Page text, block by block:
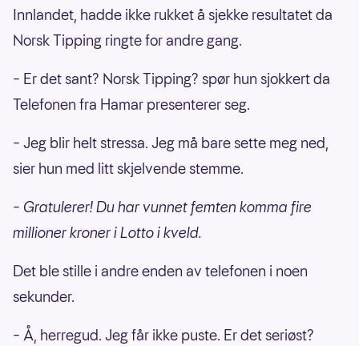
Innlandet, hadde ikke rukket å sjekke resultatet da
Norsk Tipping ringte for andre gang.
– Er det sant? Norsk Tipping? spør hun sjokkert da
Telefonen fra Hamar presenterer seg.
– Jeg blir helt stressa. Jeg må bare sette meg ned,
sier hun med litt skjelvende stemme.
– Gratulerer! Du har vunnet femten komma fire
millioner kroner i Lotto i kveld.
Det ble stille i andre enden av telefonen i noen
sekunder.
– Å, herregud. Jeg får ikke puste. Er det seriøst?